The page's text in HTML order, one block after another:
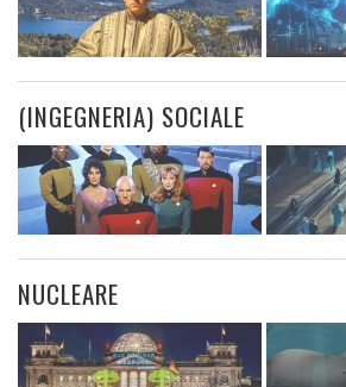
(INGEGNERIA) SOCIALE
NUCLEARE